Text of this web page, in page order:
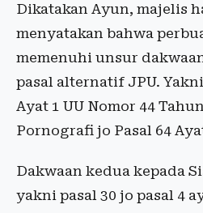
Dikatakan Ayun, majelis
menyatakan bahwa
memenuhi unsur
pasal alternatif JPU.
Ayat 1 UU Nomor 44
Pornografi jo Pasal 64
Dakwaan kedua kepada
yakni pasal 30 jo pasal 4